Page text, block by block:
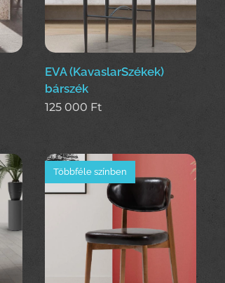
EVA (KavaslarSzékek)
bárszék
125 000 Ft
Többféle színben